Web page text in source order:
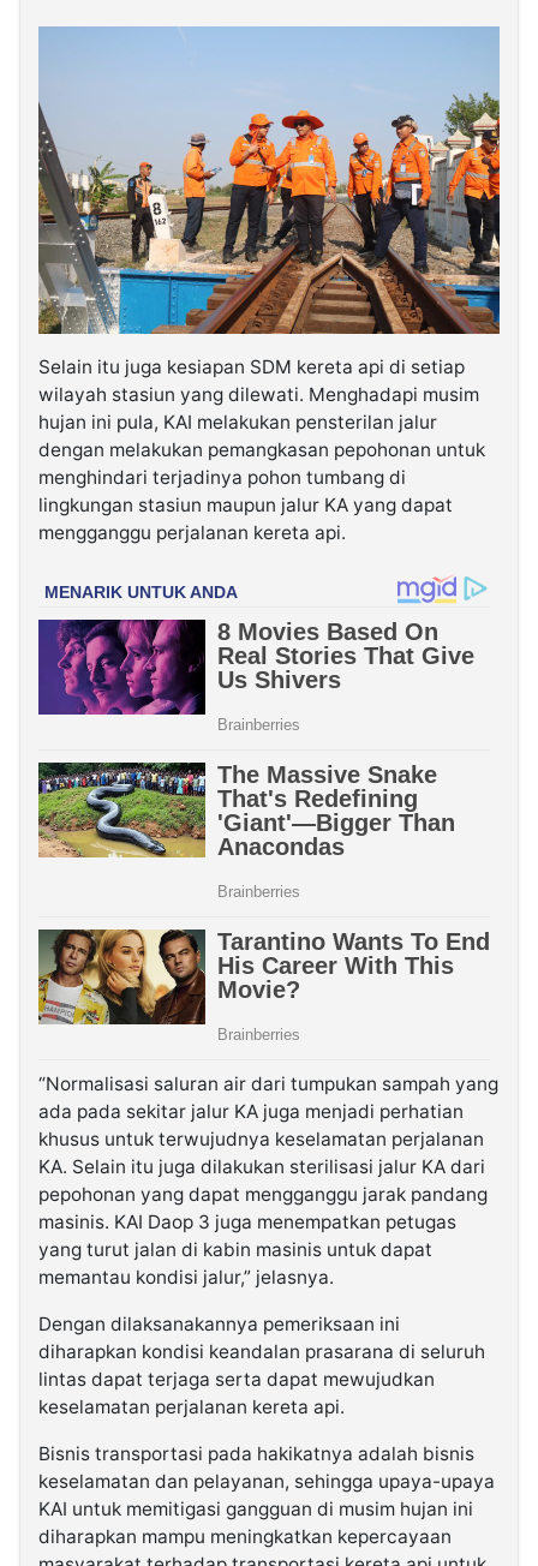
Selain itu juga kesiapan SDM kereta api di setiap
wilayah stasiun yang dilewati. Menghadapi musim
hujan ini pula, KAI melakukan pensterilan jalur
dengan melakukan pemangkasan pepohonan untuk
menghindari terjadinya pohon tumbang di
lingkungan stasiun maupun jalur KA yang dapat
mengganggu perjalanan kereta api.
“Normalisasi saluran air dari tumpukan sampah yang
ada pada sekitar jalur KA juga menjadi perhatian
khusus untuk terwujudnya keselamatan perjalanan
KA. Selain itu juga dilakukan sterilisasi jalur KA dari
pepohonan yang dapat mengganggu jarak pandang
masinis. KAI Daop 3 juga menempatkan petugas
yang turut jalan di kabin masinis untuk dapat
memantau kondisi jalur,” jelasnya.
Dengan dilaksanakannya pemeriksaan ini
diharapkan kondisi keandalan prasarana di seluruh
lintas dapat terjaga serta dapat mewujudkan
keselamatan perjalanan kereta api.
Bisnis transportasi pada hakikatnya adalah bisnis
keselamatan dan pelayanan, sehingga upaya-upaya
KAI untuk memitigasi gangguan di musim hujan ini
diharapkan mampu meningkatkan kepercayaan